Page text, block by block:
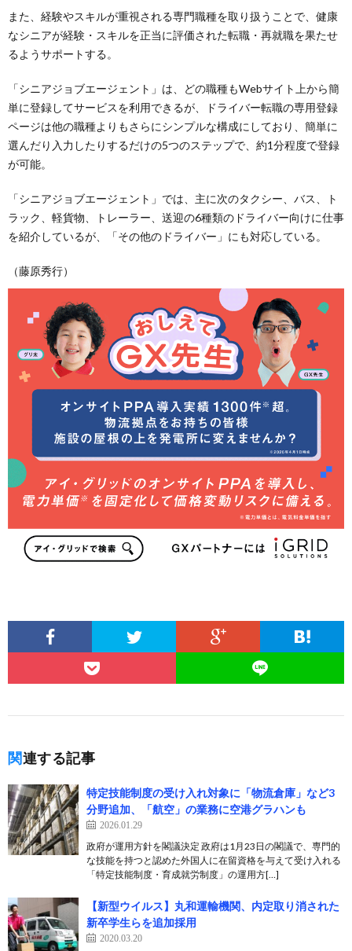
また、経験やスキルが重視される専門職種を取り扱うことで、健康
なシニアが経験・スキルを正当に評価された転職・再就職を果たせ
るようサポートする。
「シニアジョブエージェント」は、どの職種もWebサイト上から簡
単に登録してサービスを利用できるが、ドライバー転職の専用登録
ページは他の職種よりもさらにシンプルな構成にしており、簡単に
選んだり入力したりするだけの5つのステップで、約1分程度で登録
が可能。
「シニアジョブエージェント」では、主に次のタクシー、バス、ト
ラック、軽貨物、トレーラー、送迎の6種類のドライバー向けに仕事
を紹介しているが、「その他のドライバー」にも対応している。
（藤原秀行）
関連する記事
特定技能制度の受け入れ対象に「物流倉庫」など3
分野追加、「航空」の業務に空港グラハンも
2026.01.29
政府が運用方針を閣議決定 政府は1月23日の閣議で、専門的
な技能を持つと認めた外国人に在留資格を与えて受け入れる
「特定技能制度・育成就労制度」の運用方[…]
【新型ウイルス】丸和運輸機関、内定取り消された
新卒学生らを追加採用
2020.03.20